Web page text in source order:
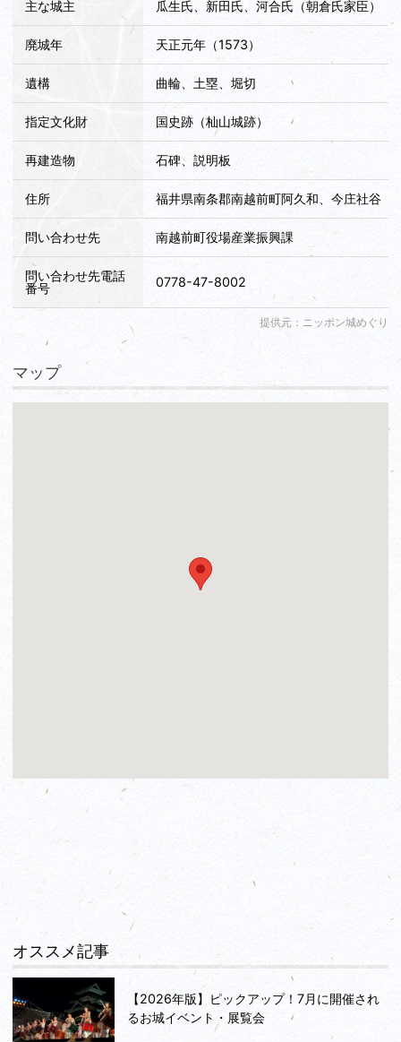
ますが山腹からでも東御殿跡までは相当な距離があります。朝
田辰兵衛さんも福井県で一番行きたいと思っていた城だけあっ
て十分な見応えと攻め応えのある山城でした。
<満足度>◆◆◆
主な城主 瓜生氏、新田氏、河合氏（朝倉氏家臣）
廃城年 天正元年（1573）
遺構 曲輪、土塁、堀切
指定文化財 国史跡（杣山城跡）
再建造物 石碑、説明板
住所 福井県南条郡南越前町阿久和、今庄社谷
問い合わせ先 南越前町役場産業振興課
問い合わせ先電話
番号
0778-47-8002
提供元：ニッポン城めぐり
マップ
オススメ記事
【2026年版】ピックアップ！7月に開催され
るお城イベント・展覧会